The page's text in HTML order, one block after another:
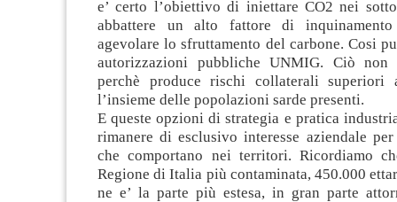
e’ certo l’obiettivo di iniettare CO2 nei
abbattere un alto fattore di
agevolare lo sfruttamento del carbone. Cosi
autorizzazioni pubbliche UNMIG. Ciò non
perchè produce rischi collaterali superiori
l’insieme delle popolazioni sarde presenti.
E queste opzioni di strategia e pratica
rimanere di esclusivo interesse aziendale
che comportano nei territori. Ricordiamo
Regione di Italia più contaminata, 450.000
ne e’ la parte più estesa, in gran parte